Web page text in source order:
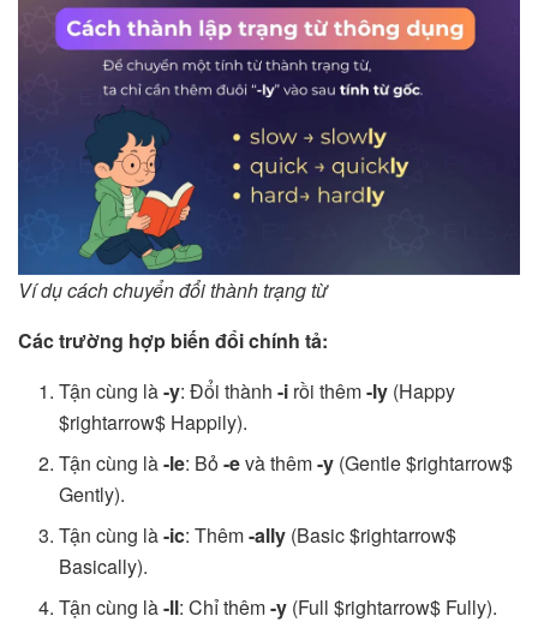
Ví dụ cách chuyển đổi thành trạng từ
Các trường hợp biến đổi chính tả:
Tận cùng là-y: Đổi thành-i rồi thêm-ly (Happy
$rightarrow$ Happily).
Tận cùng là-le: Bỏ-evà thêm-y (Gentle $rightarrow$
Gently).
Tận cùng là-ic: Thêm-ally (Basic $rightarrow$
Basically).
Tận cùng là-ll: Chỉ thêm-y (Full $rightarrow$ Fully).